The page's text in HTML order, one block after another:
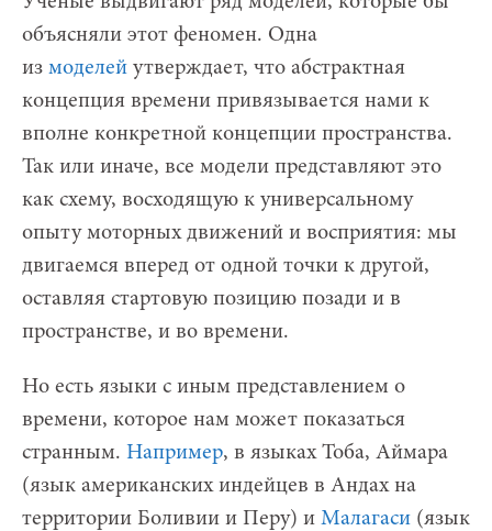
объясняли этот феномен. Одна
из моделей утверждает, что абстрактная
концепция времени привязывается нами к
вполне конкретной концепции пространства.
Так или иначе, все модели представляют это
как схему, восходящую к универсальному
опыту моторных движений и восприятия: мы
двигаемся вперед от одной точки к другой,
оставляя стартовую позицию позади и в
пространстве, и во времени.
Но есть языки с иным представлением о
времени, которое нам может показаться
странным. Например, в языках Тоба, Аймара
(язык американских индейцев в Андах на
территории Боливии и Перу) и Малагаси (язык